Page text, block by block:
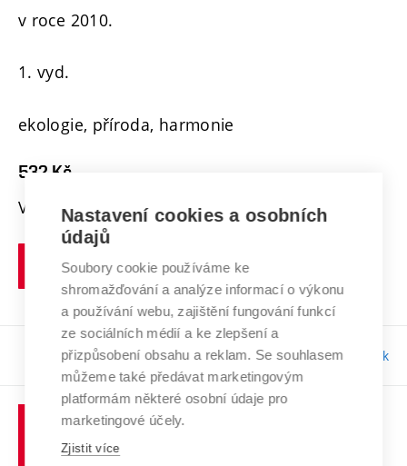
v roce 2010.
1. vyd.
ekologie, příroda, harmonie
532 Kč
Vazba: pevná vazba
KOUPIT NA E-SHOPU
Odpovědnost:Jan Janák
Nastavení cookies a osobních
údajů
Soubory cookie používáme ke
shromažďování a analýze informací o výkonu
a používání webu, zajištění fungování funkcí
ze sociálních médií a ke zlepšení a
přizpůsobení obsahu a reklam. Se souhlasem
můžeme také předávat marketingovým
platformám některé osobní údaje pro
marketingové účely.
Zjistit více